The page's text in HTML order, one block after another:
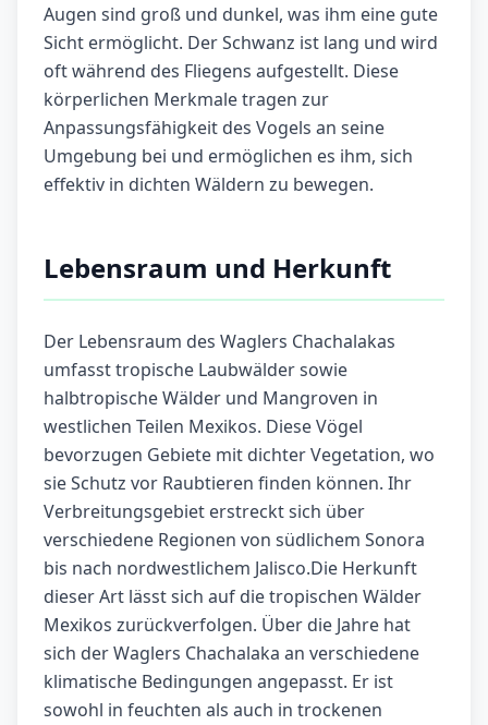
Augen sind groß und dunkel, was ihm eine gute
Sicht ermöglicht. Der Schwanz ist lang und wird
oft während des Fliegens aufgestellt. Diese
körperlichen Merkmale tragen zur
Anpassungsfähigkeit des Vogels an seine
Umgebung bei und ermöglichen es ihm, sich
effektiv in dichten Wäldern zu bewegen.
Lebensraum und Herkunft
Der Lebensraum des Waglers Chachalakas
umfasst tropische Laubwälder sowie
halbtropische Wälder und Mangroven in
westlichen Teilen Mexikos. Diese Vögel
bevorzugen Gebiete mit dichter Vegetation, wo
sie Schutz vor Raubtieren finden können. Ihr
Verbreitungsgebiet erstreckt sich über
verschiedene Regionen von südlichem Sonora
bis nach nordwestlichem Jalisco.Die Herkunft
dieser Art lässt sich auf die tropischen Wälder
Mexikos zurückverfolgen. Über die Jahre hat
sich der Waglers Chachalaka an verschiedene
klimatische Bedingungen angepasst. Er ist
sowohl in feuchten als auch in trockenen